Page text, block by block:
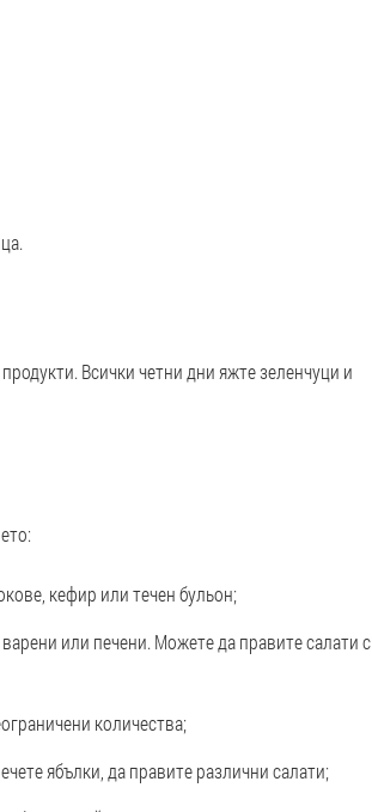
Всички четни дни яжте зеленчуци и
кефир или течен бульон;
или печени. Можете да правите салати с
количества;
ябълки, да правите различни салати;